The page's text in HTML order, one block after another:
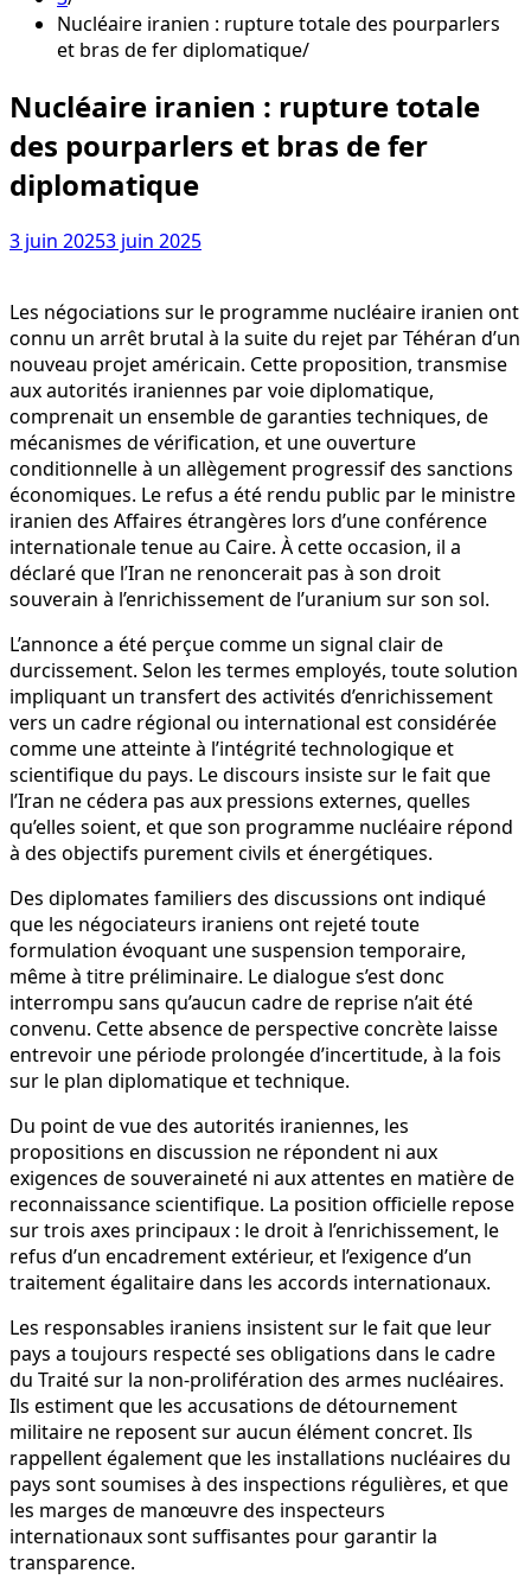
Nucléaire iranien : rupture totale des pourparlers
et bras de fer diplomatique
Nucléaire iranien : rupture totale
des pourparlers et bras de fer
diplomatique
3 juin 20253 juin 2025
Les négociations sur le programme nucléaire iranien ont
connu un arrêt brutal à la suite du rejet par Téhéran d’un
nouveau projet américain. Cette proposition, transmise
aux autorités iraniennes par voie diplomatique,
comprenait un ensemble de garanties techniques, de
mécanismes de vérification, et une ouverture
conditionnelle à un allègement progressif des sanctions
économiques. Le refus a été rendu public par le ministre
iranien des Affaires étrangères lors d’une conférence
internationale tenue au Caire. À cette occasion, il a
déclaré que l’Iran ne renoncerait pas à son droit
souverain à l’enrichissement de l’uranium sur son sol.
L’annonce a été perçue comme un signal clair de
durcissement. Selon les termes employés, toute solution
impliquant un transfert des activités d’enrichissement
vers un cadre régional ou international est considérée
comme une atteinte à l’intégrité technologique et
scientifique du pays. Le discours insiste sur le fait que
l’Iran ne cédera pas aux pressions externes, quelles
qu’elles soient, et que son programme nucléaire répond
à des objectifs purement civils et énergétiques.
Des diplomates familiers des discussions ont indiqué
que les négociateurs iraniens ont rejeté toute
formulation évoquant une suspension temporaire,
même à titre préliminaire. Le dialogue s’est donc
interrompu sans qu’aucun cadre de reprise n’ait été
convenu. Cette absence de perspective concrète laisse
entrevoir une période prolongée d’incertitude, à la fois
sur le plan diplomatique et technique.
Du point de vue des autorités iraniennes, les
propositions en discussion ne répondent ni aux
exigences de souveraineté ni aux attentes en matière de
reconnaissance scientifique. La position officielle repose
sur trois axes principaux : le droit à l’enrichissement, le
refus d’un encadrement extérieur, et l’exigence d’un
traitement égalitaire dans les accords internationaux.
Les responsables iraniens insistent sur le fait que leur
pays a toujours respecté ses obligations dans le cadre
du Traité sur la non-prolifération des armes nucléaires.
Ils estiment que les accusations de détournement
militaire ne reposent sur aucun élément concret. Ils
rappellent également que les installations nucléaires du
pays sont soumises à des inspections régulières, et que
les marges de manœuvre des inspecteurs
internationaux sont suffisantes pour garantir la
transparence.